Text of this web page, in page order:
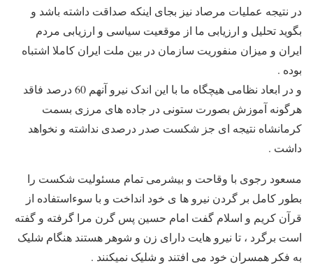
در نتیجه عملیات مرصاد نیز بجای اینکه صداقت داشته باشد و
بگوید تحلیل و ارزیابی ما از موقعیت سیاسی و ارزیابی مردم
ایران و میزان منفوریت سازمان در بین ملت ایران کاملا اشتباه
بوده .
و در ابعاد نظامی هیچگاه ما با این اندک نیرو آنهم 60 درصد فاقد
هرگونه آموزش بصورت ستونی در جاده های مرزی بسمت
کرمانشاه نتیجه ای جز شکست صدر درصدی نداشته و نخواهد
داشت .
مسعود رجوی با وقاحت و بیشرمی تمام مسئولیت شکست را
بطور کامل بر گردن نیرو ها ی خود انداخت و با سوءاستفاده از
قرآن کریم و اسلام گفت امام حسین پس گرن مرا گرفته و گفته
است برگرد ، تا نیرو هایت دارای زن و شوهر هستند هنگام شلیک
به فکر همسران خود می افتند و شلیک نمیکنند .